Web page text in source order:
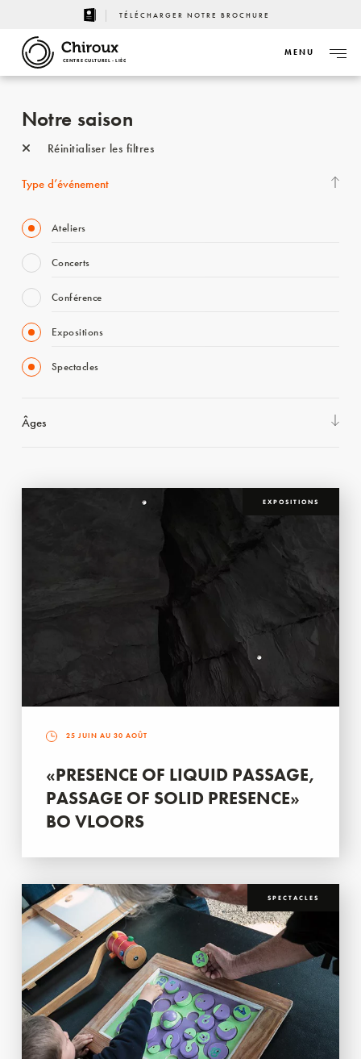
TÉLÉCHARGER NOTRE BROCHURE
CENTRE CULTUREL - LIÈGE
MENU
Notre saison
Réinitialiser les filtres
Type d’événement
Ateliers
Concerts
Conférence
Expositions
Spectacles
Âges
EXPOSITIONS
25 JUIN AU 30 AOÛT
«PRESENCE OF LIQUID PASSAGE,
PASSAGE OF SOLID PRESENCE»
BO VLOORS
SPECTACLES